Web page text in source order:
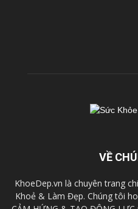
VỀ
KhoeDep.vn là chuyên trang
Khoẻ & Làm Đẹp. Chúng tôi